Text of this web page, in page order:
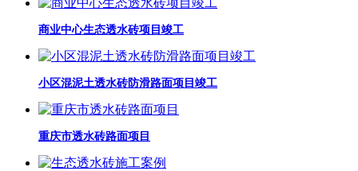
商业中心生态透水砖项目竣工
小区混泥土透水砖防滑路面项目竣工
重庆市透水砖路面项目